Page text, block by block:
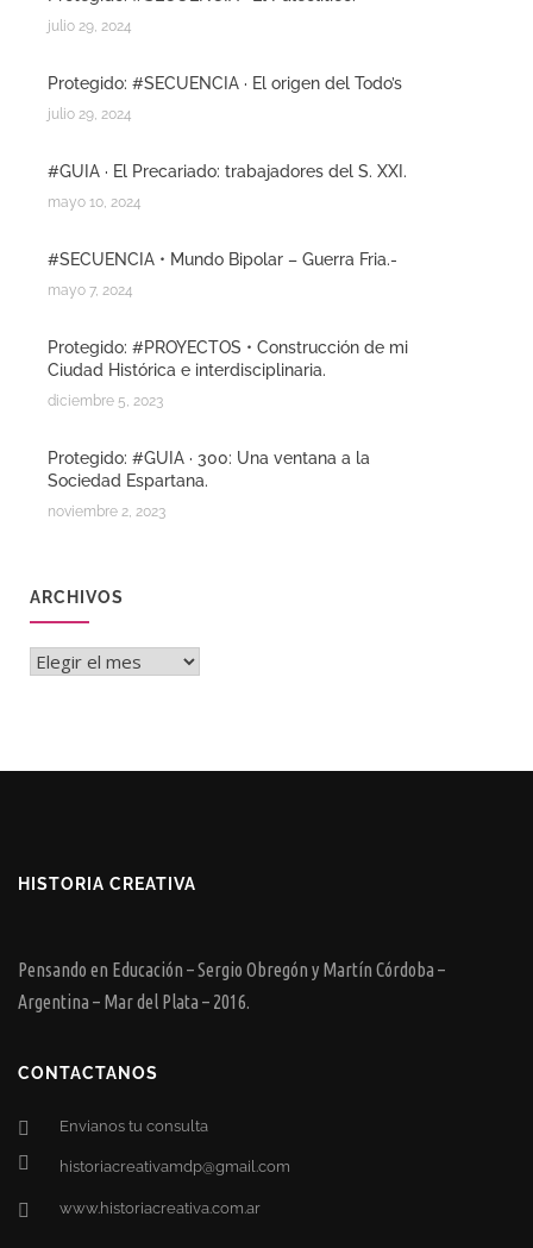
julio 29, 2024
Protegido: #SECUENCIA · El origen del Todo’s
julio 29, 2024
#GUIA · El Precariado: trabajadores del S. XXI.
mayo 10, 2024
#SECUENCIA • Mundo Bipolar – Guerra Fria.-
mayo 7, 2024
Protegido: #PROYECTOS • Construcción de mi
Ciudad Histórica e interdisciplinaria.
diciembre 5, 2023
Protegido: #GUIA · 300: Una ventana a la
Sociedad Espartana.
noviembre 2, 2023
ARCHIVOS
Archivos
HISTORIA CREATIVA
Pensando en Educación – Sergio Obregón y Martín Córdoba –
Argentina – Mar del Plata – 2016.
CONTACTANOS
Envianos tu consulta
historiacreativamdp@gmail.com
www.historiacreativa.com.ar